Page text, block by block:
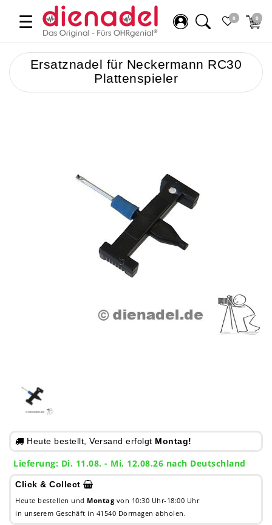
☰ 0 0
Ersatznadel für Neckermann RC30
Plattenspieler
Heute bestellt, Versand erfolgt Montag!
Lieferung: Di. 11.08. - Mi. 12.08.26 nach Deutschland
Click & Collect
Heute bestellen und Montag von 10:30 Uhr-18:00 Uhr
in unserem Geschäft in 41540 Dormagen abholen.